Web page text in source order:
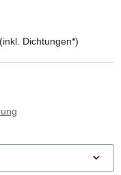
Dichtungen*)